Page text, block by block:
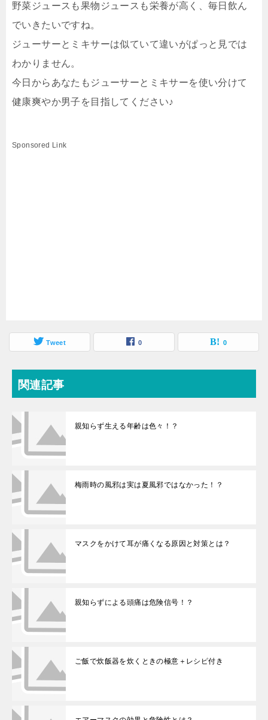
野菜ジュースも果物ジュースも栄養が高く、毎日飲ん
でいきたいですね。
ジューサーとミキサーは似ていて違いがぱっと見では
わかりません。
今日からあなたもジューサーとミキサーを使い分けて
健康爽やか男子を目指してください♪
Sponsored Link
Tweet 0 0
関連記事
親知らず生える年齢は色々！？
梅雨時の風邪は実は夏風邪ではなかった！？
マスクをかけて耳が痛くなる原因と対策とは？
親知らずによる頭痛は危険信号！？
ご飯で炊飯器を炊くときの極意＋レシピ付き